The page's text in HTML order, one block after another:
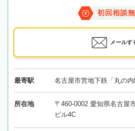
初回相談
メールす
最寄駅 名古屋市営地下鉄「丸の
所在地
〒460-0002 愛知県名古屋
ビル4C